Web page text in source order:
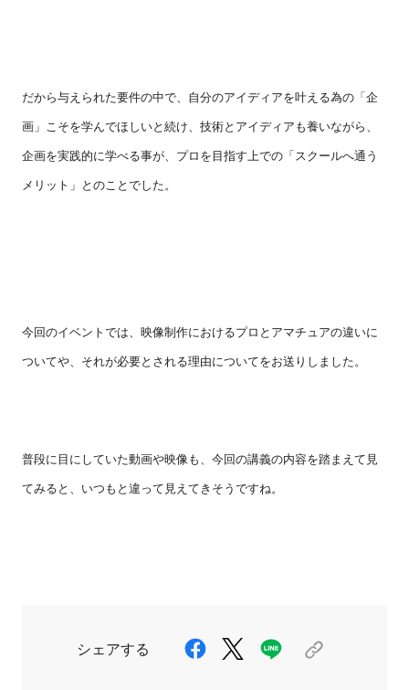
だから与えられた要件の中で、自分のアイディアを叶える為の「企
画」こそを学んでほしいと続け、技術とアイディアも養いながら、
企画を実践的に学べる事が、プロを目指す上での「スクールへ通う
メリット」とのことでした。
今回のイベントでは、映像制作におけるプロとアマチュアの違いに
ついてや、それが必要とされる理由についてをお送りしました。
普段に目にしていた動画や映像も、今回の講義の内容を踏まえて見
てみると、いつもと違って見えてきそうですね。
シェアする